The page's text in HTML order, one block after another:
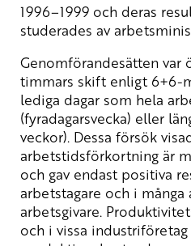
1996–1999 och deras
studerades av
Genomförandesätten var
timmars skift enligt 6+6-
lediga dagar som hela
(fyradagarsvecka) eller
veckor). Dessa försök
arbetstidsförkortning är
och gav endast positiva
arbetstagare och i många
arbetsgivare.
och i vissa